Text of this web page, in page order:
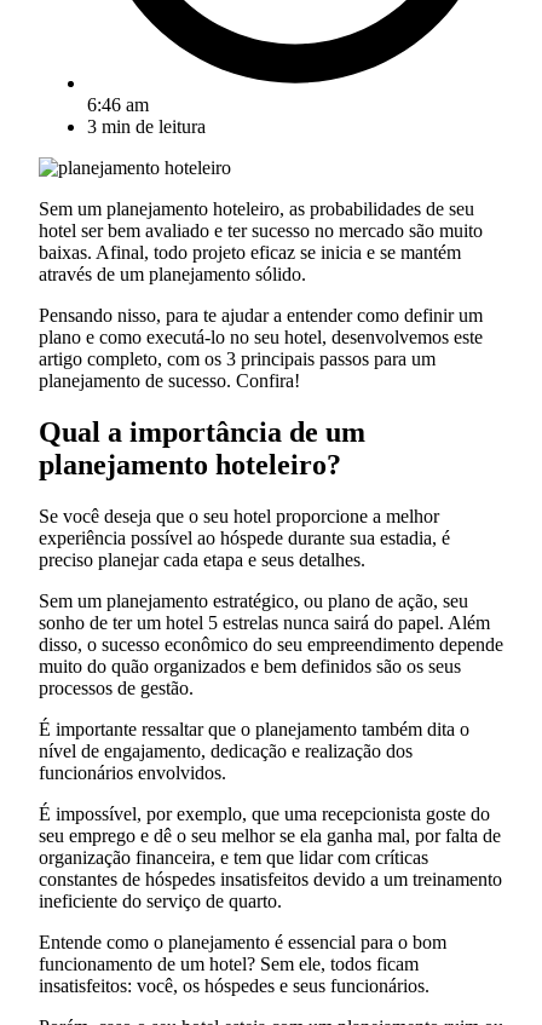
6:46 am
3 min de leitura
Sem um planejamento hoteleiro, as probabilidades de seu
hotel ser bem avaliado e ter sucesso no mercado são muito
baixas. Afinal, todo projeto eficaz se inicia e se mantém
através de um planejamento sólido.
Pensando nisso, para te ajudar a entender como definir um
plano e como executá-lo no seu hotel, desenvolvemos este
artigo completo, com os 3 principais passos para um
planejamento de sucesso. Confira!
Qual a importância de um
planejamento hoteleiro?
Se você deseja que o seu hotel proporcione a melhor
experiência possível ao hóspede durante sua estadia, é
preciso planejar cada etapa e seus detalhes.
Sem um planejamento estratégico, ou plano de ação, seu
sonho de ter um hotel 5 estrelas nunca sairá do papel. Além
disso, o sucesso econômico do seu empreendimento depende
muito do quão organizados e bem definidos são os seus
processos de gestão.
É importante ressaltar que o planejamento também dita o
nível de engajamento, dedicação e realização dos
funcionários envolvidos.
É impossível, por exemplo, que uma recepcionista goste do
seu emprego e dê o seu melhor se ela ganha mal, por falta de
organização financeira, e tem que lidar com críticas
constantes de hóspedes insatisfeitos devido a um treinamento
ineficiente do serviço de quarto.
Entende como o planejamento é essencial para o bom
funcionamento de um hotel? Sem ele, todos ficam
insatisfeitos: você, os hóspedes e seus funcionários.